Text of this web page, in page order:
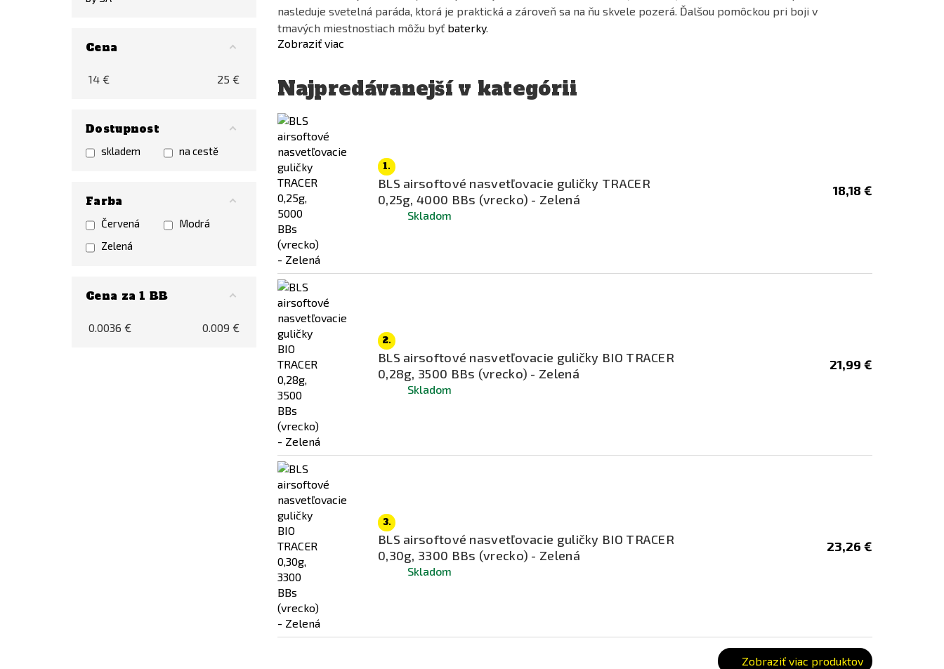
Cena
14 € 25 €
Dostupnost
skladem na cestě
Farba
Červená
Modrá
Zelená
Cena za 1 BB
0.0036 € 0.009 €
nasleduje svetelná paráda, ktorá je praktická a zároveň sa na ňu skvele pozerá. Ďalšou pomôckou pri boji v
tmavých miestnostiach môžu byť baterky.
Zobraziť viac
Najpredávanejší v kategórii
1.
BLS airsoftové nasvetľovacie guličky TRACER
0,25g, 4000 BBs (vrecko) - Zelená
Skladom
18,18 €
2.
BLS airsoftové nasvetľovacie guličky BIO TRACER
0,28g, 3500 BBs (vrecko) - Zelená
Skladom
21,99 €
3.
BLS airsoftové nasvetľovacie guličky BIO TRACER
0,30g, 3300 BBs (vrecko) - Zelená
Skladom
23,26 €
Zobraziť viac produktov